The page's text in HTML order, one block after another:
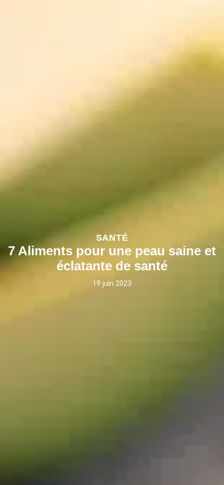
SANTÉ
7 Aliments pour une peau saine et
éclatante de santé
19 juin 2023